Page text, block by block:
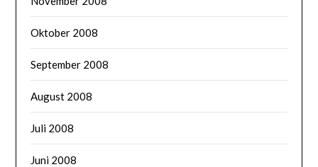
Oktober 2008
September 2008
August 2008
Juli 2008
Juni 2008